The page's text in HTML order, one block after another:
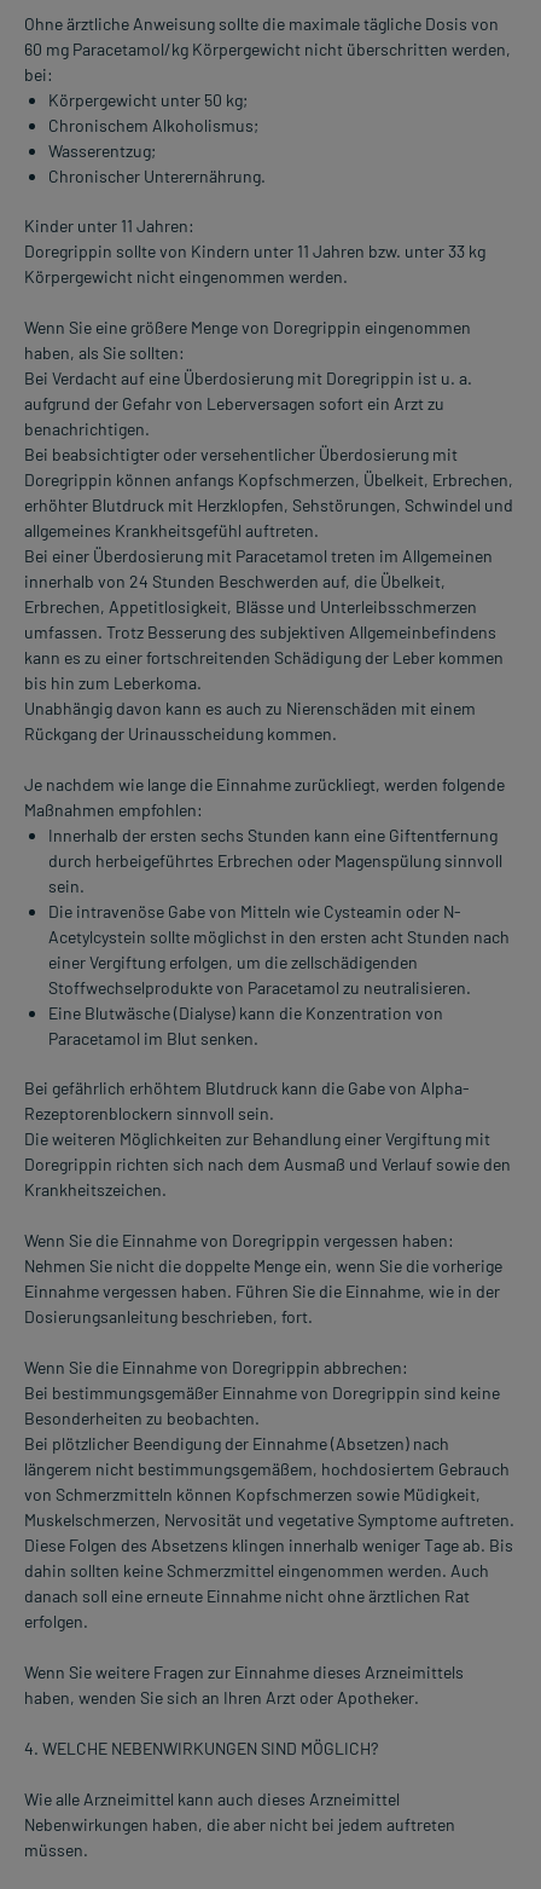
Ohne ärztliche Anweisung sollte die maximale tägliche Dosis von
60 mg Paracetamol/kg Körpergewicht nicht überschritten werden,
bei:
Körpergewicht unter 50 kg;
Chronischem Alkoholismus;
Wasserentzug;
Chronischer Unterernährung.
Kinder unter 11 Jahren:
Doregrippin sollte von Kindern unter 11 Jahren bzw. unter 33 kg
Körpergewicht nicht eingenommen werden.
Wenn Sie eine größere Menge von Doregrippin eingenommen
haben, als Sie sollten:
Bei Verdacht auf eine Überdosierung mit Doregrippin ist u. a.
aufgrund der Gefahr von Leberversagen sofort ein Arzt zu
benachrichtigen.
Bei beabsichtigter oder versehentlicher Überdosierung mit
Doregrippin können anfangs Kopfschmerzen, Übelkeit, Erbrechen,
erhöhter Blutdruck mit Herzklopfen, Sehstörungen, Schwindel und
allgemeines Krankheitsgefühl auftreten.
Bei einer Überdosierung mit Paracetamol treten im Allgemeinen
innerhalb von 24 Stunden Beschwerden auf, die Übelkeit,
Erbrechen, Appetitlosigkeit, Blässe und Unterleibsschmerzen
umfassen. Trotz Besserung des subjektiven Allgemeinbefindens
kann es zu einer fortschreitenden Schädigung der Leber kommen
bis hin zum Leberkoma.
Unabhängig davon kann es auch zu Nierenschäden mit einem
Rückgang der Urinausscheidung kommen.
Je nachdem wie lange die Einnahme zurückliegt, werden folgende
Maßnahmen empfohlen:
Innerhalb der ersten sechs Stunden kann eine Giftentfernung
durch herbeigeführtes Erbrechen oder Magenspülung sinnvoll
sein.
Die intravenöse Gabe von Mitteln wie Cysteamin oder N-
Acetylcystein sollte möglichst in den ersten acht Stunden nach
einer Vergiftung erfolgen, um die zellschädigenden
Stoffwechselprodukte von Paracetamol zu neutralisieren.
Eine Blutwäsche (Dialyse) kann die Konzentration von
Paracetamol im Blut senken.
Bei gefährlich erhöhtem Blutdruck kann die Gabe von Alpha-
Rezeptorenblockern sinnvoll sein.
Die weiteren Möglichkeiten zur Behandlung einer Vergiftung mit
Doregrippin richten sich nach dem Ausmaß und Verlauf sowie den
Krankheitszeichen.
Wenn Sie die Einnahme von Doregrippin vergessen haben:
Nehmen Sie nicht die doppelte Menge ein, wenn Sie die vorherige
Einnahme vergessen haben. Führen Sie die Einnahme, wie in der
Dosierungsanleitung beschrieben, fort.
Wenn Sie die Einnahme von Doregrippin abbrechen:
Bei bestimmungsgemäßer Einnahme von Doregrippin sind keine
Besonderheiten zu beobachten.
Bei plötzlicher Beendigung der Einnahme (Absetzen) nach
längerem nicht bestimmungsgemäßem, hochdosiertem Gebrauch
von Schmerzmitteln können Kopfschmerzen sowie Müdigkeit,
Muskelschmerzen, Nervosität und vegetative Symptome auftreten.
Diese Folgen des Absetzens klingen innerhalb weniger Tage ab. Bis
dahin sollten keine Schmerzmittel eingenommen werden. Auch
danach soll eine erneute Einnahme nicht ohne ärztlichen Rat
erfolgen.
Wenn Sie weitere Fragen zur Einnahme dieses Arzneimittels
haben, wenden Sie sich an Ihren Arzt oder Apotheker.
4. WELCHE NEBENWIRKUNGEN SIND MÖGLICH?
Wie alle Arzneimittel kann auch dieses Arzneimittel
Nebenwirkungen haben, die aber nicht bei jedem auftreten
müssen.